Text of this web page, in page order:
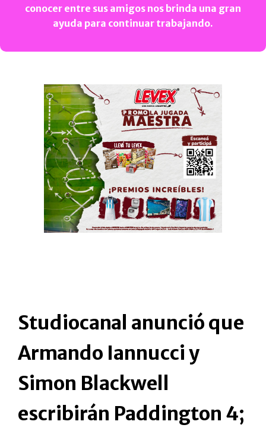
conocer entre sus amigos nos brinda una gran
ayuda para continuar trabajando.
Studiocanal anunció que
Armando Iannucci y
Simon Blackwell
escribirán Paddington 4;